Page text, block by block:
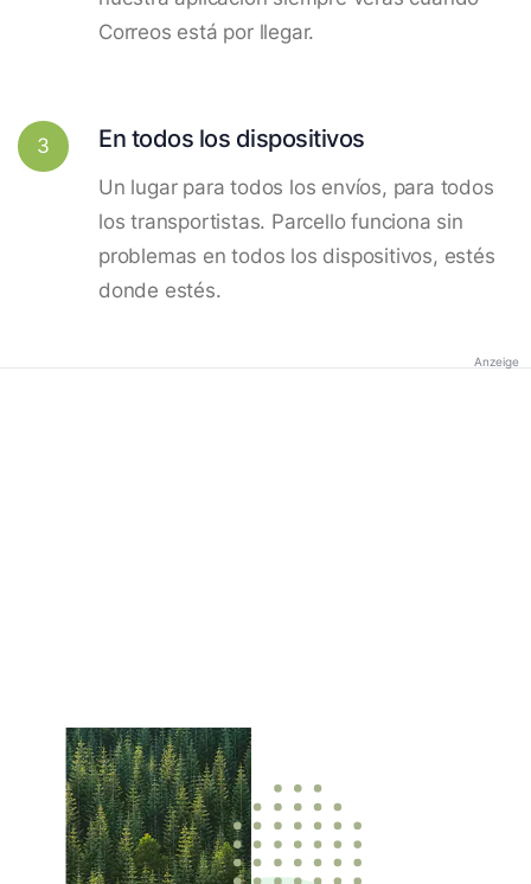
Correos está por llegar.
3 En todos los dispositivos
Un lugar para todos los envíos, para todos
los transportistas. Parcello funciona sin
problemas en todos los dispositivos, estés
donde estés.
Anzeige